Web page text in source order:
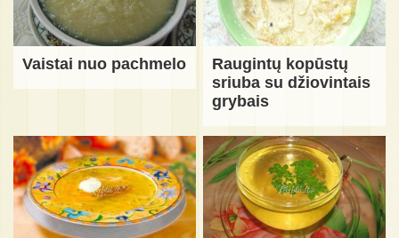
Vaistai nuo pachmelo
Raugintų kopūstų
sriuba su džiovintais
grybais